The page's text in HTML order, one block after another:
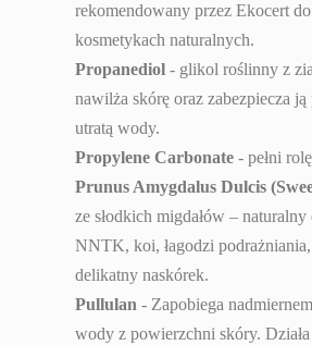
rekomendowany przez Ekocert
kosmetykach naturalnych.
Propanediol - glikol roślinny z
nawilża skórę oraz zabezpiecza ją
utratą wody.
Propylene Carbonate - pełni
Prunus Amygdalus Dulcis
ze słodkich migdałów –
NNTK, koi, łagodzi
delikatny naskórek.
Pullulan - Zapobiega
wody z powierzchni skóry.